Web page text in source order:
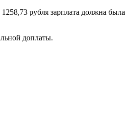
рубля зарплата должна
доплаты.